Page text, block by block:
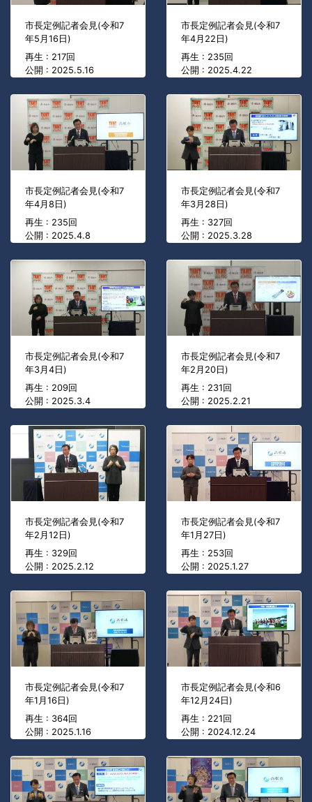
市長定例記者会見(令和7
年5月16日)
再生 : 217回
公開 : 2025.5.16
市長定例記者会見(令和7
年4月22日)
再生 : 235回
公開 : 2025.4.22
市長定例記者会見(令和7
年4月8日)
再生 : 235回
公開 : 2025.4.8
市長定例記者会見(令和7
年3月28日)
再生 : 327回
公開 : 2025.3.28
市長定例記者会見(令和7
年3月4日)
再生 : 209回
公開 : 2025.3.4
市長定例記者会見(令和7
年2月20日)
再生 : 231回
公開 : 2025.2.21
市長定例記者会見(令和7
年2月12日)
再生 : 329回
公開 : 2025.2.12
市長定例記者会見(令和7
年1月27日)
再生 : 253回
公開 : 2025.1.27
市長定例記者会見(令和7
年1月16日)
再生 : 364回
公開 : 2025.1.16
市長定例記者会見(令和6
年12月24日)
再生 : 221回
公開 : 2024.12.24